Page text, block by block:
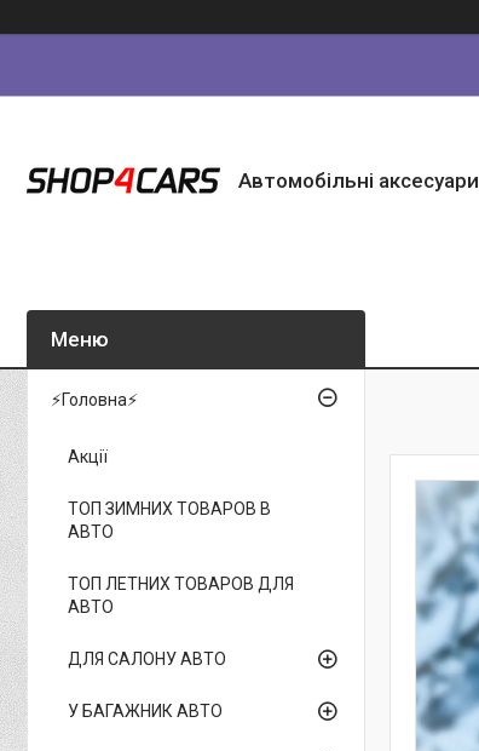
Автомобільні аксесуари
⚡Головна⚡
Акції
ТОП ЗИМНИХ ТОВАРОВ В
АВТО
ТОП ЛЕТНИХ ТОВАРОВ ДЛЯ
АВТО
ДЛЯ САЛОНУ АВТО
У БАГАЖНИК АВТО